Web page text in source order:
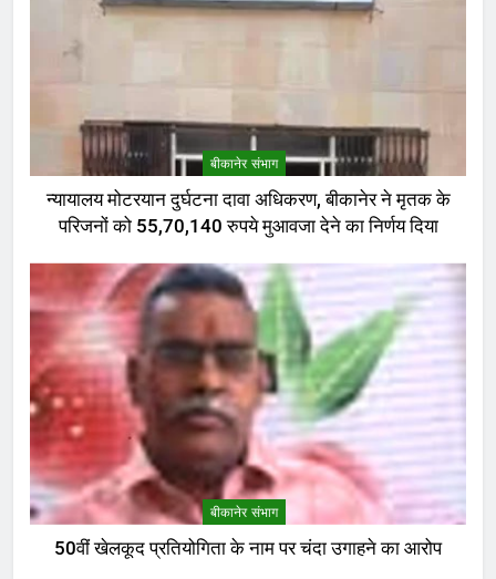
बीकानेर संभाग
न्यायालय मोटरयान दुर्घटना दावा अधिकरण, बीकानेर ने मृतक के
परिजनों को 55,70,140 रुपये मुआवजा देने का निर्णय दिया
बीकानेर संभाग
50वीं खेलकूद प्रतियोगिता के नाम पर चंदा उगाहने का आरोप